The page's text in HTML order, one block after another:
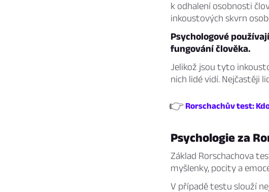
k odhalení osobnosti
inkoustových skvrn
Psychologové
fungování člověka.
Jelikož jsou tyto
nich lidé vidí. Nejčastěji
👉 Rorschachův test:
Psychologie za
Základ Rorschachova
myšlenky, pocity a
V případě testu slouží